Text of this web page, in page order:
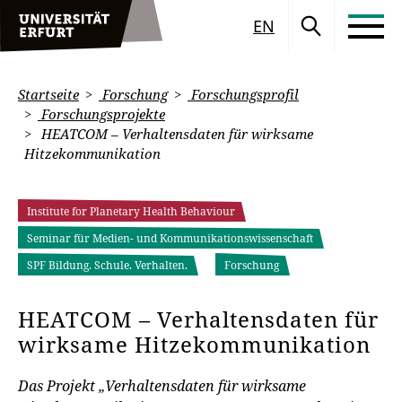
EN
Startseite Forschung
Forschungsprofil
Forschungsprojekte
HEATCOM – Verhaltensdaten für wirksame
Hitzekommunikation
Institute for Planetary Health Behaviour
Seminar für Medien- und Kommunikationswissenschaft
SPF Bildung. Schule. Verhalten.
Forschung
HEATCOM – Verhaltensdaten für
wirksame Hitzekommunikation
Das Projekt „Verhaltensdaten für wirksame